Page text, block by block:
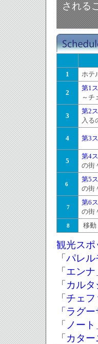
される
1
ホテ
2
第1
～チ
3
第2
入る
4 第3
5
第4
の街
6
第5
の街
7
第6
の街
8 移
観光スポ
「 パレル
「 エンナ
「 カルタ
「 チェフ
「ラグー
「 ノート
「 カター